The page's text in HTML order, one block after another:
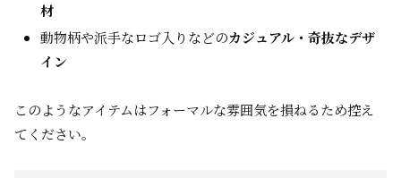
材
動物柄や派手なロゴ入りなどのカジュアル・奇抜なデザ
イン
このようなアイテムはフォーマルな雰囲気を損ねるため控え
てください。